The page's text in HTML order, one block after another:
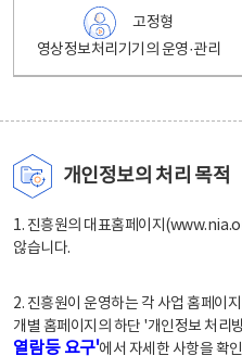
고정형
영상정보처리기기의 운영·관리
개인정보의 처리 목적
1. 진흥원의 대표홈페이지
않습니다.
2. 진흥원이 운영하는 각 사업 홈페이
개별 홈페이지의 하단 '개인정보 처리
열람등 요구'에서 자세한 사항을 확